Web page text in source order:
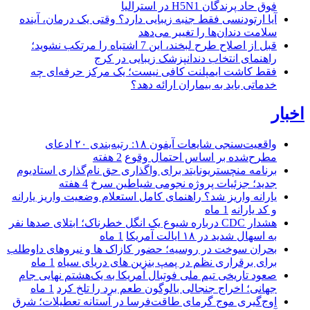
فوق حاد پرندگان H5N1 در استرالیا
آیا ارتودنسی فقط جنبه زیبایی دارد؟ وقتی یک درمان، آینده
سلامت دندان‌ها را تغییر می‌دهد
قبل از اصلاح طرح لبخند، این 7 اشتباه را مرتکب نشوید؛
راهنمای انتخاب دندانپزشک زیبایی در کرج
فقط کاشت ایمپلنت کافی نیست؛ یک مرکز حرفه‌ای چه
خدماتی باید به بیماران ارائه دهد؟
اخبار
واقعیت‌سنجی شایعات آیفون ۱۸: رتبه‌بندی ۲۰ ادعای
مطرح‌شده بر اساس احتمال وقوع 2 هفته
برنامه منچستریونایتد برای واگذاری حق نام‌گذاری استادیوم
جدید؛ جزئیات پروژه نجومی شیاطین سرخ 4 هفته
یارانه واریز شد؟ راهنمای کامل استعلام وضعیت واریز یارانه
و کد یارانه 1 ماه
هشدار CDC درباره شیوع یک انگل خطرناک؛ ابتلای صدها نفر
به اسهال شدید در ۱۸ ایالت آمریکا
1 ماه
بحران سوخت در روسیه؛ حضور کازاک‌ ها و نیروهای داوطلب
برای برقراری نظم در پمپ بنزین‌ های دریای سیاه 1 ماه
صعود تاریخی تیم ملی فوتبال آمریکا به یک‌هشتم نهایی جام
جهانی؛ اخراج جنجالی بالوگون طعم برد را تلخ کرد 1 ماه
اوج‌گیری موج گرمای طاقت‌فرسا در آستانه تعطیلات؛ شرق